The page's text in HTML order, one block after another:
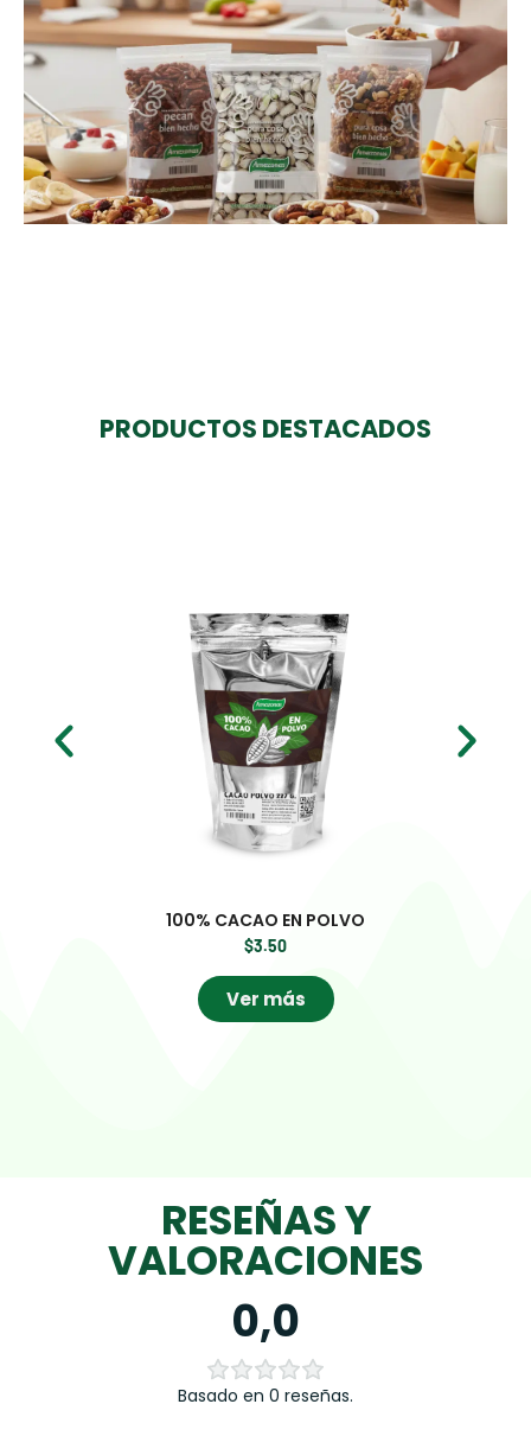
PRODUCTOS DESTACADOS
100% CACAO EN POLVO
$3.50
Ver más
RESEÑAS Y
VALORACIONES
0,0
Basado en 0 reseñas.